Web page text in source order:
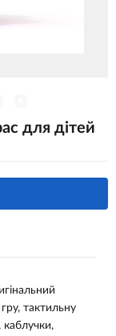
для дітей
тактильну